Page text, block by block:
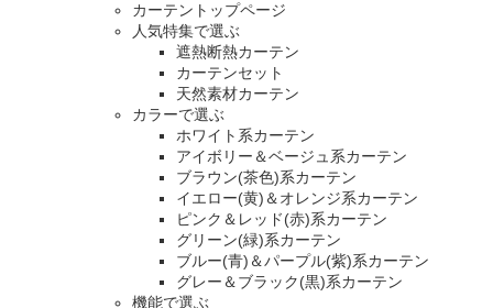
カーテントップページ
人気特集で選ぶ
遮熱断熱カーテン
カーテンセット
天然素材カーテン
カラーで選ぶ
ホワイト系カーテン
アイボリー＆ベージュ系カーテン
ブラウン(茶色)系カーテン
イエロー(黄)＆オレンジ系カーテン
ピンク＆レッド(赤)系カーテン
グリーン(緑)系カーテン
ブルー(青)＆パープル(紫)系カーテン
グレー＆ブラック(黒)系カーテン
機能で選ぶ